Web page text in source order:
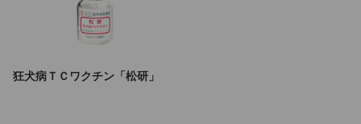
狂犬病ＴＣワクチン「松研」